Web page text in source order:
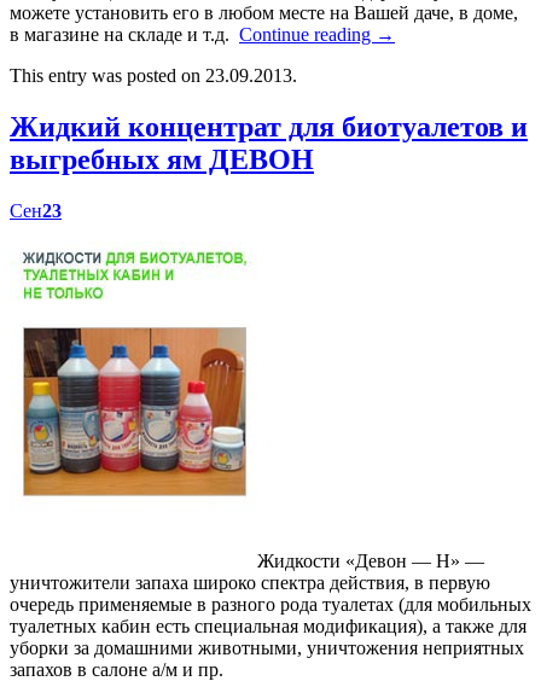
можете установить его в любом месте на Вашей даче, в доме,
в магазине на складе и т.д. Continue reading →
This entry was posted on 23.09.2013.
Жидкий концентрат для биотуалетов и
выгребных ям ДЕВОН
Сен23
Жидкости «Девон — Н» —
уничтожители запаха широко спектра действия, в первую
очередь применяемые в разного рода туалетах (для мобильных
туалетных кабин есть специальная модификация), а также для
уборки за домашними животными, уничтожения неприятных
запахов в салоне а/м и пр.